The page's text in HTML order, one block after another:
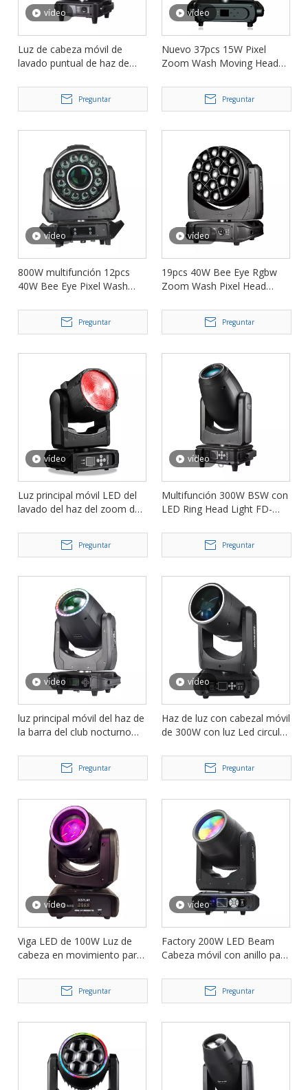
vídeo
Luz de cabeza móvil de
lavado puntual de haz de
Preguntar
vídeo
Nuevo 37pcs 15W Pixel
Zoom Wash Moving Head
LM3715P
Preguntar
vídeo
800W multifunción 12pcs
40W Bee Eye Pixel Wash
movimiento FD-LM800BW
Preguntar
vídeo
19pcs 40W Bee Eye Rgbw
Zoom Wash Pixel Head
Preguntar
vídeo
Luz principal móvil LED del
lavado del haz del zoom de
LM200L
Preguntar
vídeo
Multifunción 300W BSW con
LED Ring Head Light FD-
Preguntar
vídeo
luz principal móvil del haz de
la barra del club nocturno
LED FD-LM150
Preguntar
vídeo
Haz de luz con cabezal móvil
de 300W con luz Led circular
y Dj FD-LM300
Preguntar
vídeo
Viga LED de 100W Luz de
cabeza en movimiento para
FD-LM100
Preguntar
vídeo
Factory 200W LED Beam
Cabeza móvil con anillo para
Preguntar